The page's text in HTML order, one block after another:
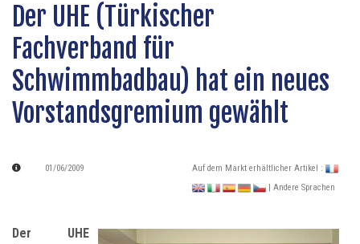
Der UHE (Türkischer
Fachverband für
Schwimmbadbau) hat ein neues
Vorstandsgremium gewählt
01/06/2009
Auf dem Markt erhältlicher Artikel :
| Andere Sprachen
Der UHE